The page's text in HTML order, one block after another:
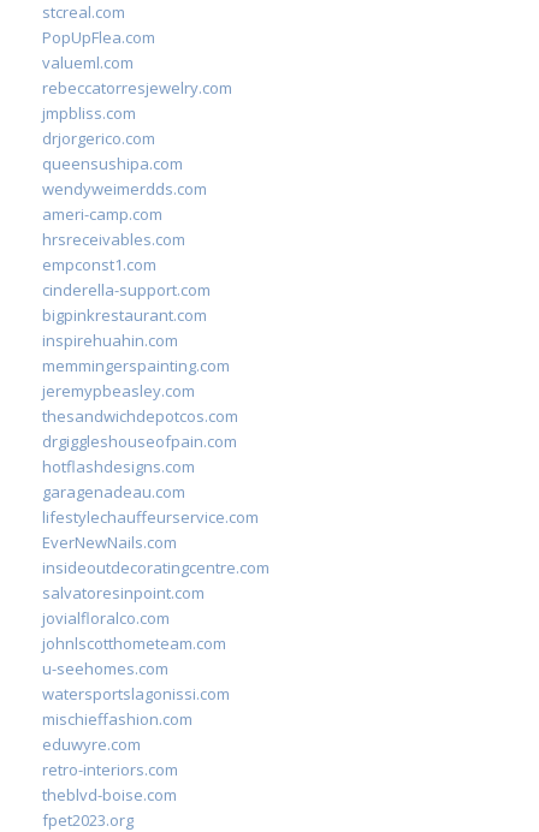
stcreal.com
PopUpFlea.com
valueml.com
rebeccatorresjewelry.com
jmpbliss.com
drjorgerico.com
queensushipa.com
wendyweimerdds.com
ameri-camp.com
hrsreceivables.com
empconst1.com
cinderella-support.com
bigpinkrestaurant.com
inspirehuahin.com
memmingerspainting.com
jeremypbeasley.com
thesandwichdepotcos.com
drgiggleshouseofpain.com
hotflashdesigns.com
garagenadeau.com
lifestylechauffeurservice.com
EverNewNails.com
insideoutdecoratingcentre.com
salvatoresinpoint.com
jovialfloralco.com
johnlscotthometeam.com
u-seehomes.com
watersportslagonissi.com
mischieffashion.com
eduwyre.com
retro-interiors.com
theblvd-boise.com
fpet2023.org